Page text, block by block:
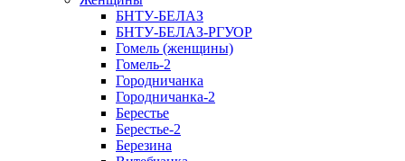
БНТУ-БЕЛАЗ
БНТУ-БЕЛАЗ-РГУОР
Гомель (женщины)
Гомель-2
Городничанка
Городничанка-2
Берестье
Берестье-2
Березина